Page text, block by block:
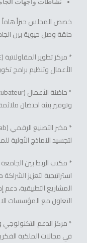
خصص المجلس حيزاً هاماً
حلقة وصل حيوية بين
الأعمال وتنظيم برامج
وتوفير بيئة احتضان
لتجسيد النماذج الأولية
استراتيجية لتعزيز
المشاريع التطبيقية،
التعاون مع المؤسسات
في مجالات الملكية